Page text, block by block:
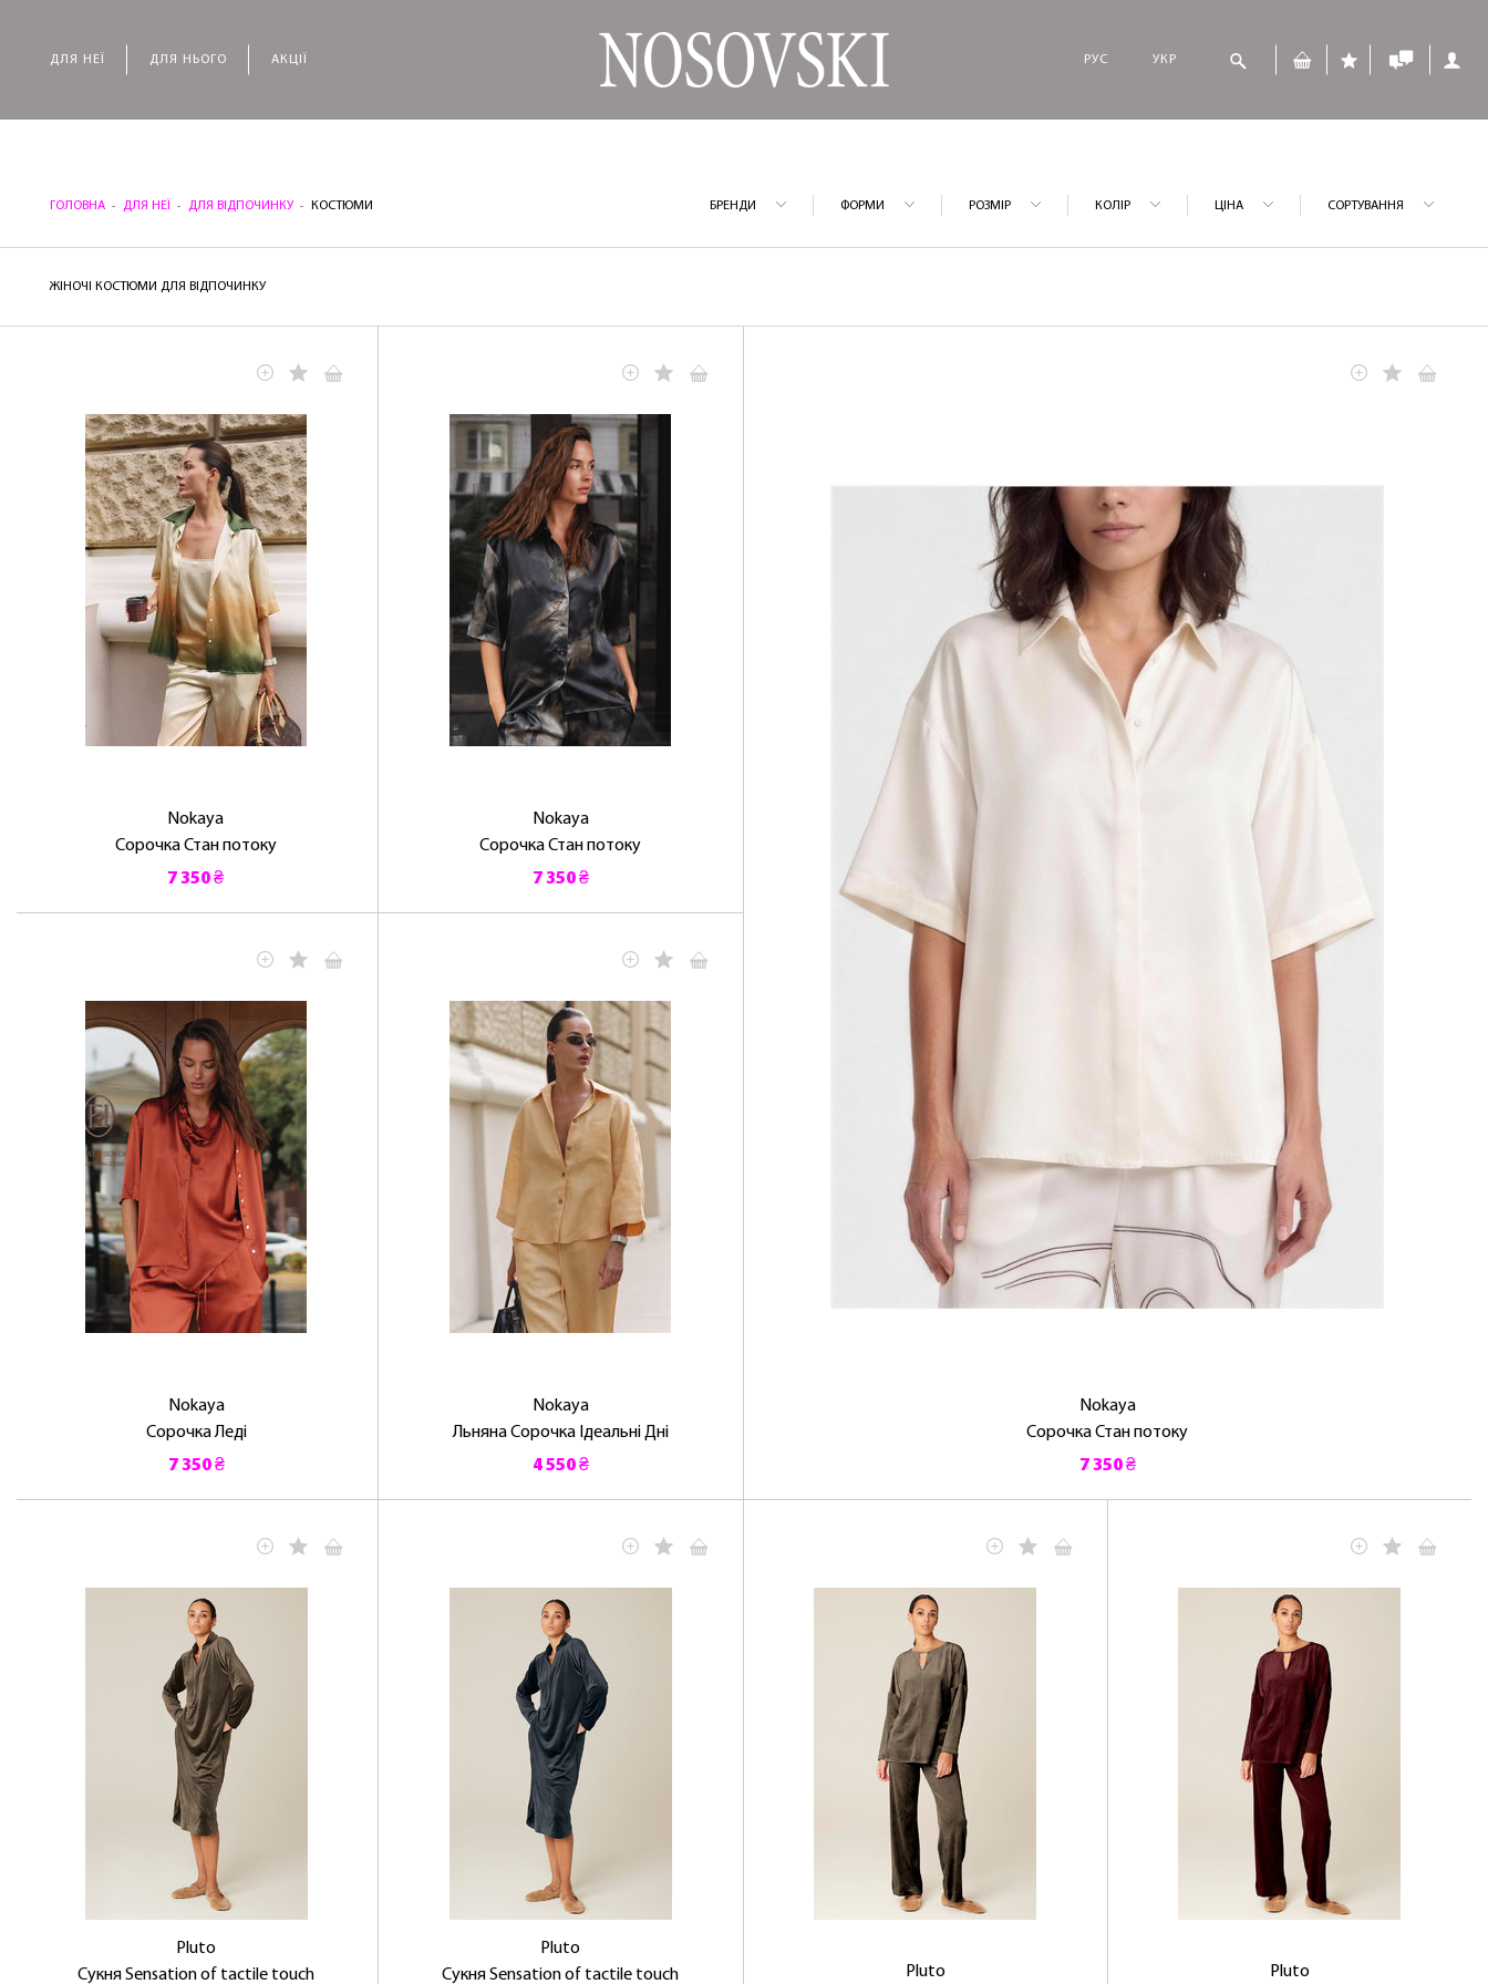
ДЛЯ НЕЇ ДЛЯ НЬОГО АКЦІЇ РУС УКР
ГОЛОВНА ДЛЯ НЕЇ ДЛЯ ВІДПОЧИНКУ КОСТЮМИ БРЕНДИ ФОРМИ РОЗМІР КОЛІР ЦІНА СОРТУВАННЯ
ЖІНОЧІ КОСТЮМИ ДЛЯ ВІДПОЧИНКУ
Nokaya
Сорочка Стан потоку
7 350 ₴
Nokaya
Сорочка Стан потоку
7 350 ₴
Nokaya
Сорочка Стан потоку
7 350 ₴
Nokaya
Сорочка Леді
7 350 ₴
Nokaya
Льняна Сорочка Ідеальні Дні
4 550 ₴
Pluto
Сукня Sensation of tactile touch
Pluto
Сукня Sensation of tactile touch
Pluto
Pluto